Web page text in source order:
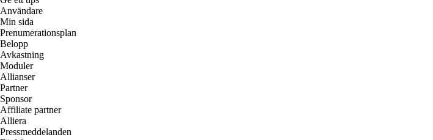
Användare
Min sida
Prenumerationsplan
Belopp
Avkastning
Moduler
Allianser
Partner
Sponsor
Affiliate partner
Alliera
Pressmeddelanden